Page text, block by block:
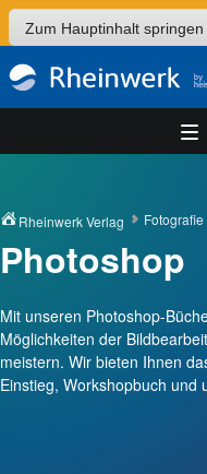
Zum Hauptinhalt springen
Sommer-Aktion:
Rheinwerk Verlag Fotografie
Photoshop
Mit unseren Photoshop-
Möglichkeiten der
meistern. Wir bieten Ihnen
Einstieg, Workshopbuch und